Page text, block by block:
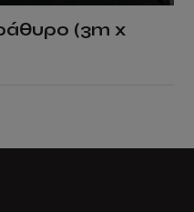
(3m x